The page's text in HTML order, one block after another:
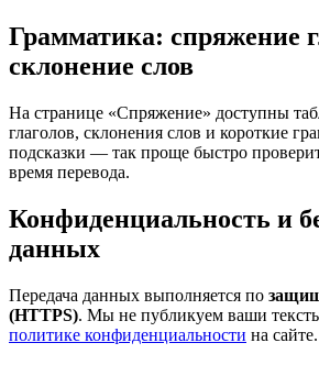
Грамматика: спряжение
склонение слов
На странице «Спряжение» доступны
глаголов, склонения слов и короткие
подсказки — так проще быстро
время перевода.
Конфиденциальность и
данных
Передача данных выполняется по
(HTTPS). Мы не публикуем ваши
политике конфиденциальности на сайте.